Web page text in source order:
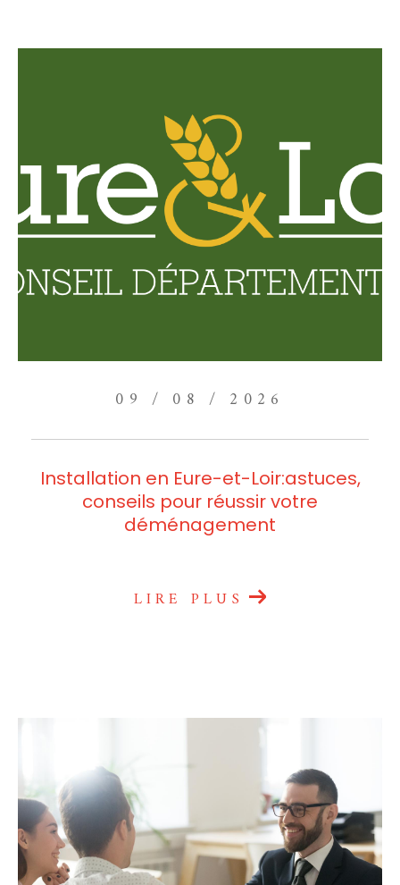
09 / 08 / 2026
Installation en Eure-et-Loir:astuces,
conseils pour réussir votre
déménagement
LIRE PLUS